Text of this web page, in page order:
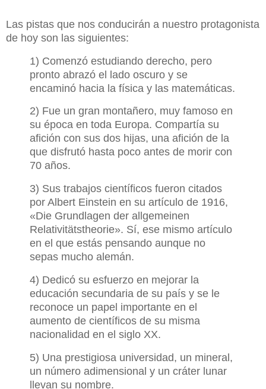
Las pistas que nos conducirán a nuestro protagonista
de hoy son las siguientes:
1) Comenzó estudiando derecho, pero
pronto abrazó el lado oscuro y se
encaminó hacia la física y las matemáticas.
2) Fue un gran montañero, muy famoso en
su época en toda Europa. Compartía su
afición con sus dos hijas, una afición de la
que disfrutó hasta poco antes de morir con
70 años.
3) Sus trabajos científicos fueron citados
por Albert Einstein en su artículo de 1916,
«Die Grundlagen der allgemeinen
Relativitätstheorie». Sí, ese mismo artículo
en el que estás pensando aunque no
sepas mucho alemán.
4) Dedicó su esfuerzo en mejorar la
educación secundaria de su país y se le
reconoce un papel importante en el
aumento de científicos de su misma
nacionalidad en el siglo XX.
5) Una prestigiosa universidad, un mineral,
un número adimensional y un cráter lunar
llevan su nombre.